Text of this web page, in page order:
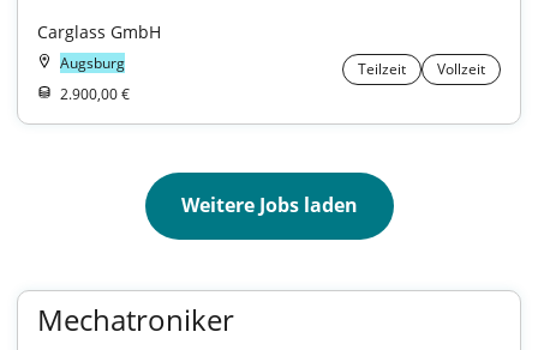
Carglass GmbH
Augsburg Teilzeit
Vollzeit
2.900,00 €
Weitere Jobs laden
Mechatroniker